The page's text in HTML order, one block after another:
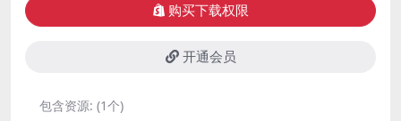
购买下载权限
开通会员
包含资源: (1个)